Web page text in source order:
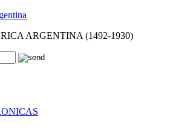
ARGENTINA (1492-1930)